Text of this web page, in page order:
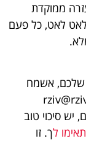
ממוקדת
לאט לאט, כל פעם
שלכם, אשמח
סיכוי טוב
לך. זו